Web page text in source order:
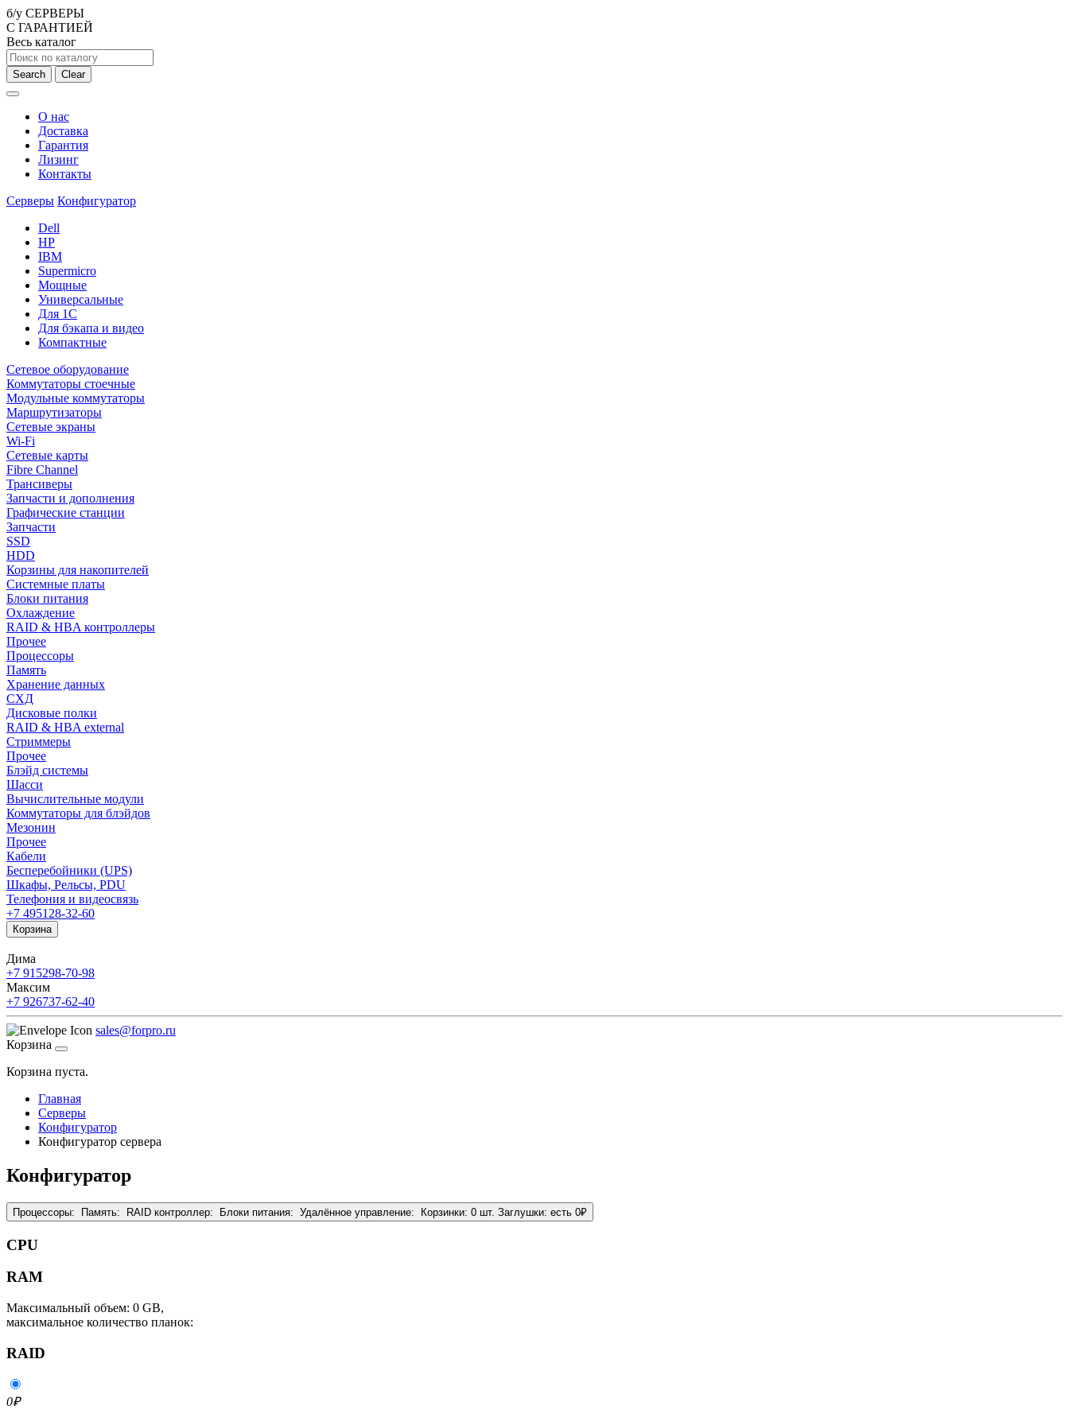
б/у СЕРВЕРЫ
С ГАРАНТИЕЙ
Весь каталог
Search Clear
О нас
Доставка
Гарантия
Лизинг
Контакты
Серверы Конфигуратор
Dell
HP
IBM
Supermicro
Мощные
Универсальные
Для 1С
Для бэкапа и видео
Компактные
Сетевое оборудование
Коммутаторы стоечные
Модульные коммутаторы
Маршрутизаторы
Сетевые экраны
Wi-Fi
Сетевые карты
Fibre Channel
Трансиверы
Запчасти и дополнения
Графические станции
Запчасти
SSD
HDD
Корзины для накопителей
Системные платы
Блоки питания
Охлаждение
RAID & HBA контроллеры
Прочее
Процессоры
Память
Хранение данных
СХД
Дисковые полки
RAID & HBA external
Стриммеры
Прочее
Блэйд системы
Шасси
Вычислительные модули
Коммутаторы для блэйдов
Мезонин
Прочее
Кабели
Бесперебойники (UPS)
Шкафы, Рельсы, PDU
Телефония и видеосвязь
+7 495128-32-60
Корзина
Дима
+7 915298-70-98
Максим
+7 926737-62-40
sales@forpro.ru
Корзина
Корзина пуста.
Главная
Серверы
Конфигуратор
Конфигуратор сервера
Конфигуратор
Процессоры: Память: RAID контроллер: Блоки питания: Удалённое управление: Корзинки: 0 шт. Заглушки: есть 0₽
CPU
RAM
Максимальный объем: 0 GB,
максимальное количество планок:
RAID
0₽